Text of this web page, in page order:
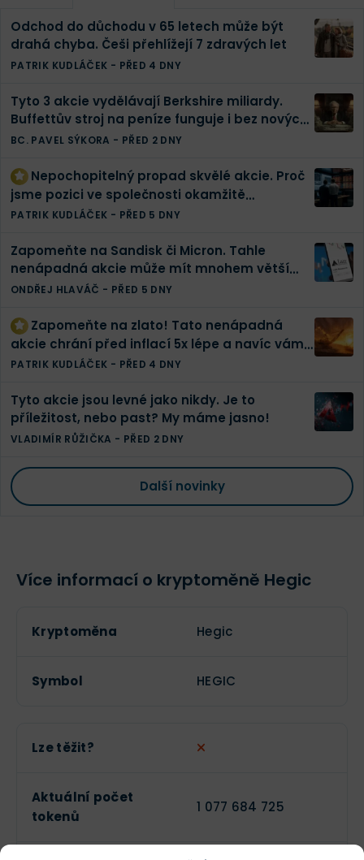
Odchod do důchodu v 65 letech může být
drahá chyba. Češi přehlížejí 7 zdravých let
PATRIK KUDLÁČEK - PŘED 4 DNY
Tyto 3 akcie vydělávají Berkshire miliardy.
Buffettův stroj na peníze funguje i bez nových
investic
BC. PAVEL SÝKORA - PŘED 2 DNY
Nepochopitelný propad skvělé akcie. Proč
jsme pozici ve společnosti okamžitě
zdvojnásobili | Finex akciové portfolio
PATRIK KUDLÁČEK - PŘED 5 DNY
Zapomeňte na Sandisk či Micron. Tahle
nenápadná akcie může mít mnohem větší
potenciál
ONDŘEJ HLAVÁČ - PŘED 5 DNY
Zapomeňte na zlato! Tato nenápadná
akcie chrání před inflací 5x lépe a navíc vám
vyplatí tučnou dividendu
PATRIK KUDLÁČEK - PŘED 4 DNY
Tyto akcie jsou levné jako nikdy. Je to
příležitost, nebo past? My máme jasno!
VLADIMÍR RŮŽIČKA - PŘED 2 DNY
Další novinky
Více informací o kryptoměně Hegic
Kryptoměna Hegic
Symbol HEGIC
Lze těžit?
Aktuální počet
tokenů
1 077 684 725